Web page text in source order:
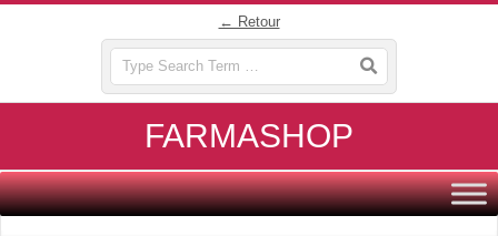
← Retour
FARMASHOP
Primary
Navigation